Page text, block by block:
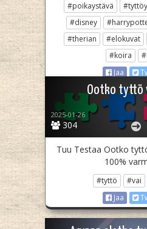
#poikaystävä
#disney
#therian
#elokuvat
#koira
Jaa
Ootko tyttö
304
2025-01-26
Tuu Testaa Ootko
100%
#tyttö #vai
Jaa